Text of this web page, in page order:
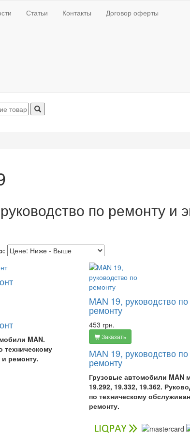
Статьи Контакты Договор оферты
по ремонту и
MAN.
техническому
ремонту.
MAN 19, руководство по
ремонту
453 грн.
Заказать
MAN 19, руководство по
ремонту
Грузовые автомобили MAN
19.292, 19.332, 19.362.
по техническому
ремонту.